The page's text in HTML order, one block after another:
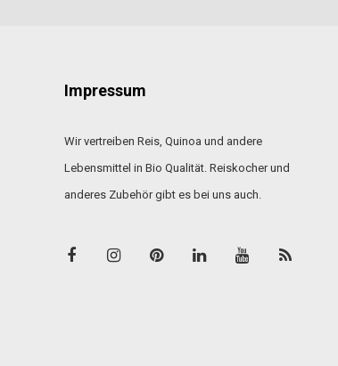
Impressum
Wir vertreiben Reis, Quinoa und andere
Lebensmittel in Bio Qualität. Reiskocher und
anderes Zubehör gibt es bei uns auch.